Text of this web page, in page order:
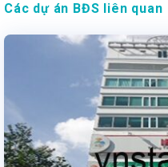
Các dự án BĐS liên quan